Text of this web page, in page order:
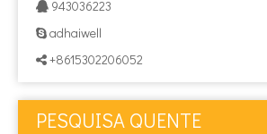
 943036223
 adhaiwell
 +8615302206052
PESQUISA QUENTE